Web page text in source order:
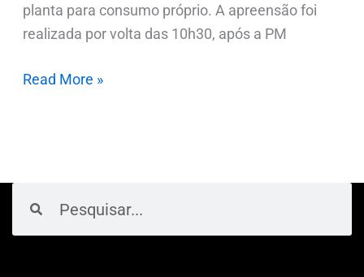
planta para consumo próprio. A apreensão foi
realizada por volta das 10h30, após a PM
Read More »